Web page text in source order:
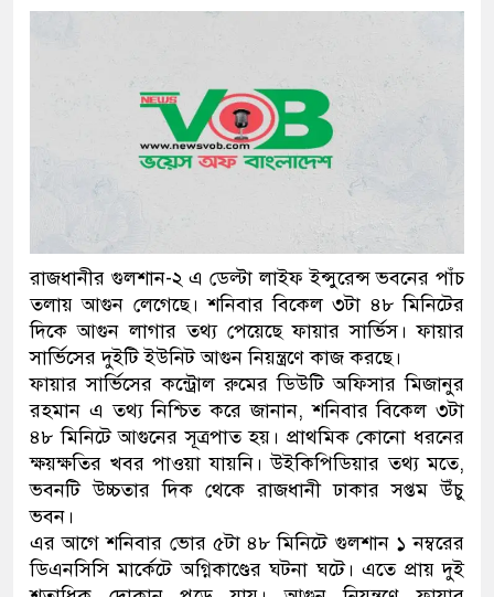
মাদক কারবারি গ্রেফতার
২৮ লাখ টাকার জাল নোটসহ
থানা পুলিশ
যেকোনো সময় বেনজীরের
নেতৃত্ব ও গণতন্ত্রের মূর্তমান
যে ভাবে ডেভিড ইমনের কাছে
‘আজহার খান’
অবৈধ বিদেশি পিস্তল,
জড়িত কিশোর গ্যাংয়ের চার শিশু
ডাকাতির প্রস্তুতিকালে
থানা পুলিশ
রাজধানীর গুলশান-২ এ ডেল্টা লাইফ ইন্সুরেন্স ভবনের পাঁচ
তলায় আগুন লেগেছে। শনিবার বিকেল ৩টা ৪৮ মিনিটের
দিকে আগুন লাগার তথ্য পেয়েছে ফায়ার সার্ভিস। ফায়ার
সার্ভিসের দুইটি ইউনিট আগুন নিয়ন্ত্রণে কাজ করছে।
ফায়ার সার্ভিসের কন্ট্রোল রুমের ডিউটি অফিসার মিজানুর
রহমান এ তথ্য নিশ্চিত করে জানান, শনিবার বিকেল ৩টা
৪৮ মিনিটে আগুনের সূত্রপাত হয়। প্রাথমিক কোনো ধরনের
ক্ষয়ক্ষতির খবর পাওয়া যায়নি। উইকিপিডিয়ার তথ্য মতে,
ভবনটি উচ্চতার দিক থেকে রাজধানী ঢাকার সপ্তম উঁচু
ভবন।
এর আগে শনিবার ভোর ৫টা ৪৮ মিনিটে গুলশান ১ নম্বরের
ডিএনসিসি মার্কেটে অগ্নিকাণ্ডের ঘটনা ঘটে। এতে প্রায় দুই